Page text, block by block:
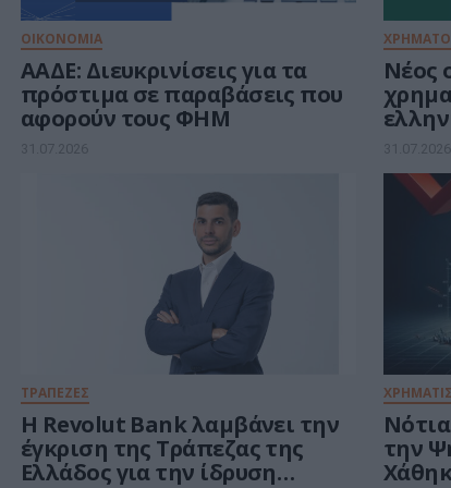
ΟΙΚΟΝΟΜΙΑ
ΑΑΔΕ: Διευκρινίσεις για τα
πρόστιμα σε παραβάσεις που
αφορούν τους ΦΗΜ
31.07.2026
Νέος
στον
31.07.2026
ΤΡΑΠΕΖΕΣ
Η Revolut Bank λαμβάνει την
έγκριση της Τράπεζας της
Ελλάδος για την ίδρυση
την